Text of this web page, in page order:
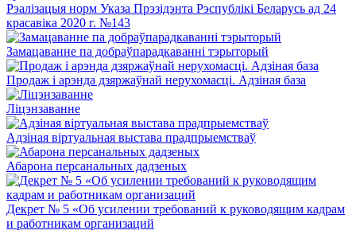
Рэалізацыя норм Указа Прэзідэнта Рэспублікі Беларусь ад 24
красавіка 2020 г. №143
Замацаванне па добраўпарадкаванні тэрыторый
Продаж і арэнда дзяржаўнай нерухомасці. Адзіная база
Ліцэнзаванне
Адзіная віртуальная выстава прадпрыемстваў
Абарона персанальных дадзеных
Декрет № 5 «Об усилении требований к руководящим кадрам
и работникам организаций